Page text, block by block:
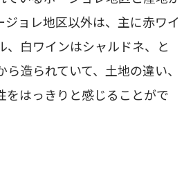
ジョレ地区以外は、主に赤ワイ
、白ワインはシャルドネ、と
造られていて、土地の違い、
をはっきりと感じることがで